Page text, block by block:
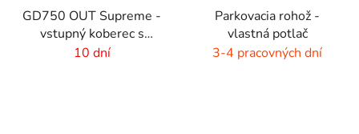
GD750 OUT Supreme -
vstupný koberec s
vlastnou potlačou
10 dní
Parkovacia rohož -
vlastná potlač
3-4 pracovných dní